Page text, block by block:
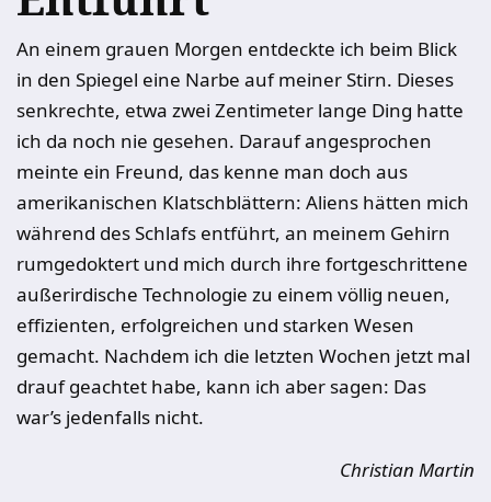
An einem grauen Morgen entdeckte ich beim Blick
in den Spiegel eine Narbe auf meiner Stirn. Dieses
senkrechte, etwa zwei Zentimeter lange Ding hatte
ich da noch nie gesehen. Darauf angesprochen
meinte ein Freund, das kenne man doch aus
amerikanischen Klatschblättern: ­Aliens hätten mich
während des Schlafs entführt, an meinem Gehirn
rumge­doktert und mich durch ihre fortgeschrittene
außerirdische Technologie zu einem ­völlig neuen,
effizienten, erfolgreichen und ­starken Wesen
gemacht. Nachdem ich die letzten Wochen jetzt mal
drauf geachtet habe, kann ich aber sagen: Das
war’s ­jedenfalls nicht.
Christian Martin